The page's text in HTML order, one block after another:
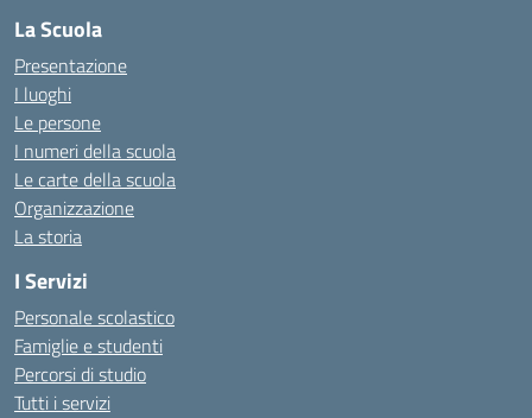
La Scuola
Presentazione
I luoghi
Le persone
I numeri della scuola
Le carte della scuola
Organizzazione
La storia
I Servizi
Personale scolastico
Famiglie e studenti
Percorsi di studio
Tutti i servizi